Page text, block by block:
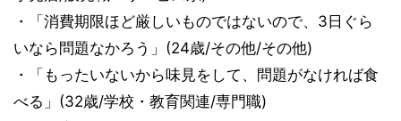
・「消費期限ほど厳しいものではないので、3日ぐら
いなら問題なかろう」(24歳/その他/その他)
・「もったいないから味見をして、問題がなければ食
べる」(32歳/学校・教育関連/専門職)